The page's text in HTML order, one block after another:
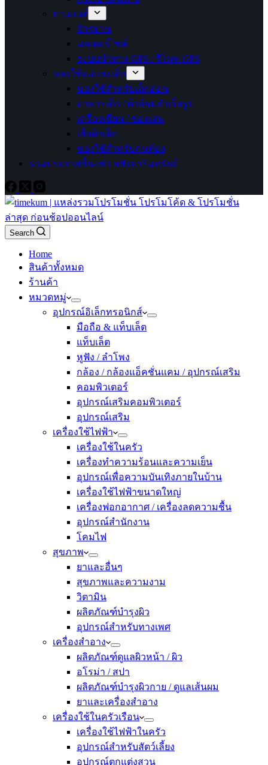
ยานยนต์
จักรยาน
มอเตอร์ไซค์
ระบบนำทาง GPS / รีโมท GPS
ของใช้แม่และเด็ก
ของใช้สำหรับเด็กอ่อน
อาหารเด็ก / ผ้าอ้อมสำเร็จรูป
เครื่องเขียน / ของเล่น
เสื้อผ้าเด็ก
ของใช้สำหรับคนท้อง
รวมประกาศซื้อ-เช่า อสังหาริมทรัพย์
Search
Home
สินค้าทั้งหมด
ร้านค้า
หมวดหมู่
อุปกรณ์อิเล็กทรอนิกส์
มือถือ & แท็บเล็ต
แท็บเล็ต
หูฟัง / ลำโพง
กล้อง / กล้องแอ็คชั่นแคม / อุปกรณ์เสริม
คอมพิวเตอร์
อุปกรณ์เสริมคอมพิวเตอร์
อุปกรณ์เสริม
เครื่องใช้ไฟฟ้า
เครื่องใช้ในครัว
เครื่องทำความร้อนและความเย็น
อุปกรณ์เพื่อความบันเทิงภายในบ้าน
เครื่องใช้ไฟฟ้าขนาดใหญ่
เครื่องฟอกอากาศ / เครื่องลดความชื้น
อุปกรณ์สำนักงาน
โคมไฟ
สุขภาพ
ยาและอื่นๆ
สุขภาพและความงาม
วิตามิน
ผลิตภัณฑ์บำรุงผิว
อุปกรณ์สำหรับทางเพศ
เครื่องสำอาง
ผลิตภัณฑ์ดูแลผิวหน้า / ผิว
อโรม่า / สปา
ผลิตภัณฑ์บำรุงผิวกาย / ดูแลเส้นผม
ยาและเครื่องสำอาง
เครื่องใช้ในครัวเรือน
เครื่องใช้ไฟฟ้าในครัว
อุปกรณ์สำหรับสัตว์เลี้ยง
อุปกรณ์ตกแต่งสวน